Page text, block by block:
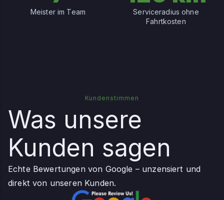
Meister im Team
Serviceradius ohne
Fahrtkosten
Kundenstimmen
Was unsere
Kunden sagen
Echte Bewertungen von Google – unzensiert und
direkt von unseren Kunden.